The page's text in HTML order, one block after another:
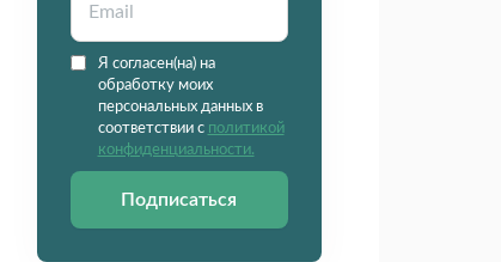
Я согласен(на) на
обработку моих
персональных данных в
соответствии с политикой
конфиденциальности.
Подписаться